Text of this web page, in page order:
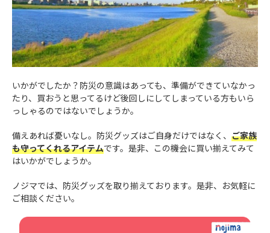
いかがでしたか？防災の意識はあっても、準備ができていなかっ
たり、買おうと思ってるけど後回しにしてしまっている方もいら
っしゃるのではないでしょうか。
備えあれば憂いなし。防災グッズはご自身だけではなく、 ご家族
も守ってくれるアイテムです。是非、この機会に買い揃えてみて
はいかがでしょうか。
ノジマでは、防災グッズを取り揃えております。是非、お気軽に
ご相談ください。